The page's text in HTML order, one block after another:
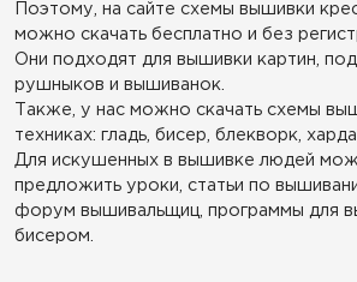
Поэтому, на сайте схемы вышивки
можно скачать бесплатно и без
Они подходят для вышивки картин,
рушныков и вышиванок.
Также, у нас можно скачать схемы
техниках: гладь, бисер, блекворк,
Для искушенных в вышивке людей
предложить уроки, статьи по
форум вышивальщиц, программы для
бисером.